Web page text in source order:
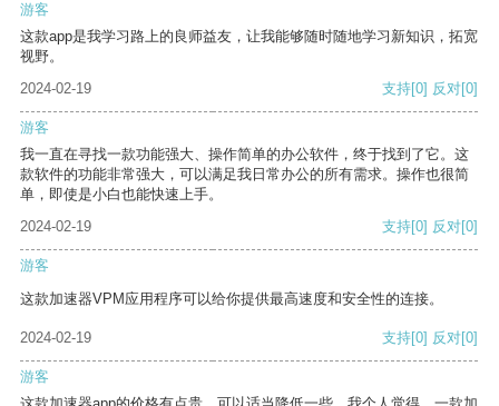
游客
这款app是我学习路上的良师益友，让我能够随时随地学习新知识，拓宽
视野。
2024-02-19
支持[0] 反对[0]
游客
我一直在寻找一款功能强大、操作简单的办公软件，终于找到了它。这
款软件的功能非常强大，可以满足我日常办公的所有需求。操作也很简
单，即使是小白也能快速上手。
2024-02-19
支持[0] 反对[0]
游客
这款加速器VPM应用程序可以给你提供最高速度和安全性的连接。
2024-02-19 支持[0] 反对[0]
游客